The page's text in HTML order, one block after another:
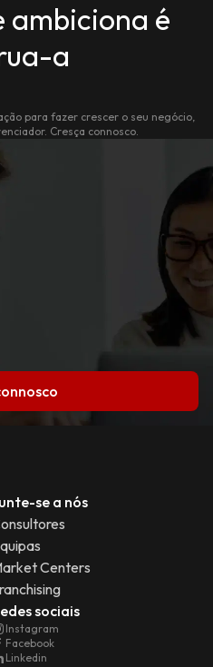
ambiciona é
a
para fazer crescer o seu negócio,
Cresça connosco.
se a nós
Centers
sociais
Instagram
Facebook
Linkedin